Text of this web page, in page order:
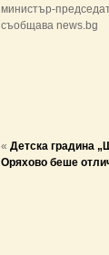
министър-
съобщава news.bg
« Детска градина
Оряхово беше